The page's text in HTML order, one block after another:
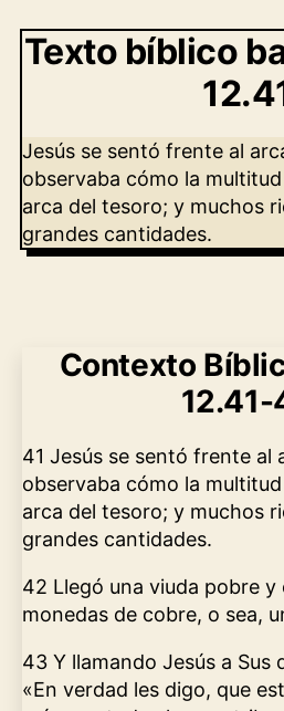
Texto bíblico
Jesús se sentó frente al
observaba cómo la
arca del tesoro; y muchos
grandes cantidades.
Contexto
41 Jesús se sentó frente al
observaba cómo la
arca del tesoro; y muchos
grandes cantidades.
42 Llegó una viuda pobre y
monedas de cobre, o sea,
43 Y llamando Jesús a Sus
«En verdad les digo, que